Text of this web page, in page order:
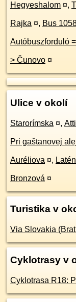
Hegyeshalom ¤,
Rajka ¤, Bus
> Čunovo ¤
Ulice v okolí
Starorímska ¤,
Pri gaštanovej
Auréliova ¤,
Bronzová ¤
Turistika v
Via Slovakia
Cyklotrasy v
Cyklotrasa R18: